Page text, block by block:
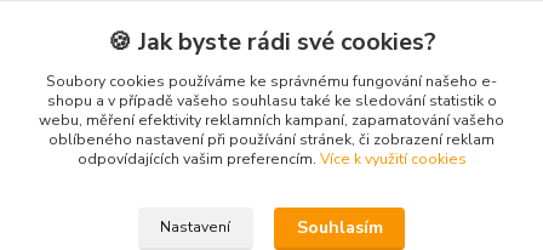
+420 773 794 023
Pondělí-pátek 9-15 hodin
🍪 Jak byste rádi své cookies?
Soubory cookies používáme ke správnému fungování našeho e-
shopu a v případě vašeho souhlasu také ke sledování statistik o
webu, měření efektivity reklamních kampaní, zapamatování vašeho
oblíbeného nastavení při používání stránek, či zobrazení reklam
odpovídajících vašim preferencím. Více k využití cookies
Nastavení Souhlasím